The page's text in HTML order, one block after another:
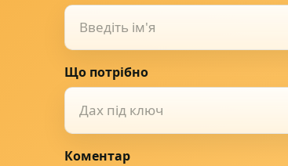
Що потрібно
Дах під ключ
Коментар